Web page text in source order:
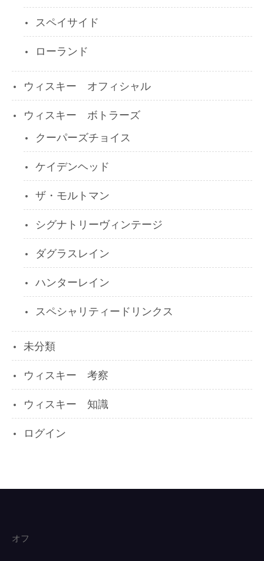
スペイサイド
ローランド
ウィスキー オフィシャル
ウィスキー ボトラーズ
クーパーズチョイス
ケイデンヘッド
ザ・モルトマン
シグナトリーヴィンテージ
ダグラスレイン
ハンターレイン
スペシャリティードリンクス
未分類
ウィスキー 考察
ウィスキー 知識
ログイン
オフ